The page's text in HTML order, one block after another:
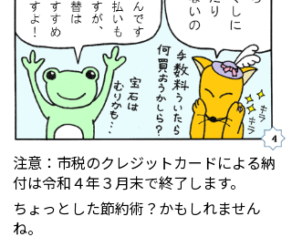
注意：市税のクレジットカードによる納
付は令和４年３月末で終了します。
ちょっとした節約術？かもしれません
ね。